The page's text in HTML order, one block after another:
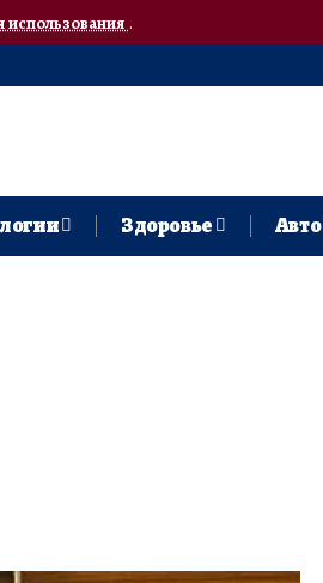
использования.
Здоровье Авто